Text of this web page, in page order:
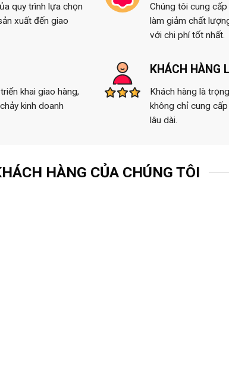
quy trình lựa chọn
xuất đến giao
Chúng tôi cung
làm giảm chất
với chi phí tốt nhất.
khai giao hàng,
kinh doanh
KHÁCH HÀNG
Khách hàng là
không chỉ cung
lâu dài.
HÀNG CỦA CHÚNG TÔI